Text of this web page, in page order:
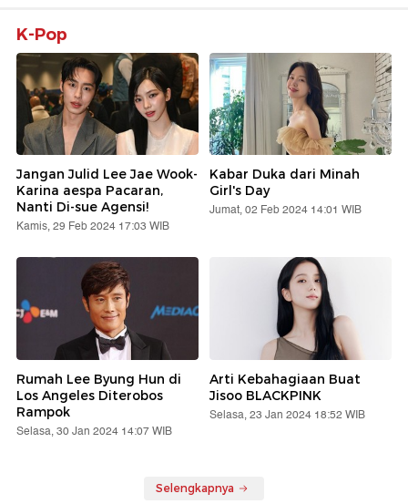
K-Pop
Jangan Julid Lee Jae Wook-
Karina aespa Pacaran,
Nanti Di-sue Agensi!
Kamis, 29 Feb 2024 17:03 WIB
Kabar Duka dari Minah
Girl's Day
Jumat, 02 Feb 2024 14:01 WIB
Rumah Lee Byung Hun di
Los Angeles Diterobos
Rampok
Selasa, 30 Jan 2024 14:07 WIB
Arti Kebahagiaan Buat
Jisoo BLACKPINK
Selasa, 23 Jan 2024 18:52 WIB
Selengkapnya